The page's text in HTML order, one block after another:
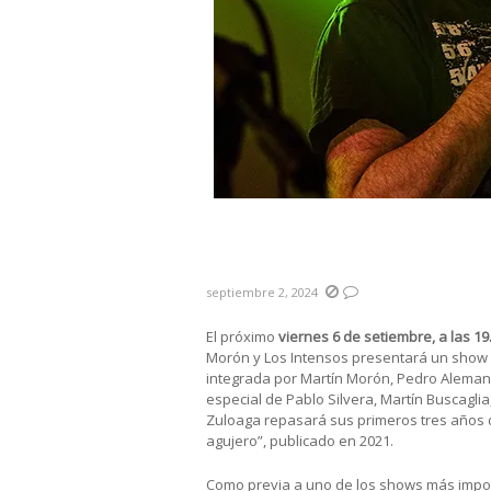
septiembre 2, 2024
El próximo viernes 6 de setiembre, a las
Morón y Los Intensos presentará un show
integrada por Martín Morón, Pedro
especial de Pablo Silvera, Martín
Zuloaga repasará sus primeros tres años
agujero”, publicado en 2021.
Como previa a uno de los shows más